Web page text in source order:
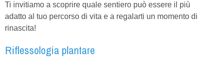
Ti invitiamo a scoprire quale sentiero può essere il più
adatto al tuo percorso di vita e a regalarti un momento di
rinascita!
Riflessologia plantare